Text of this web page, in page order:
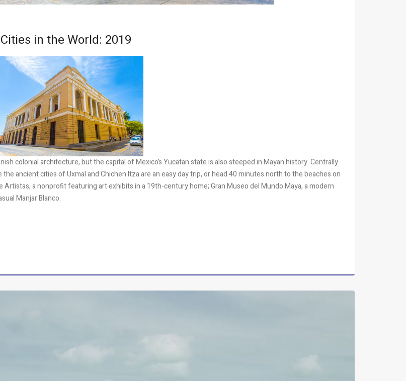
in the World: 2019
colonial architecture, but the capital of Mexico’s Yucatan state is also steeped in Mayan history. Centrally
ancient cities of Uxmal and Chichen Itza are an easy day trip, or head 40 minutes north to the beaches on
Artistas, a nonprofit featuring art exhibits in a 19th-century home; Gran Museo del Mundo Maya, a modern
Manjar Blanco.